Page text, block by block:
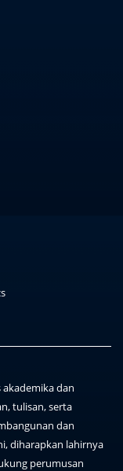
dan
tulisan, serta
dan
diharapkan lahirnya
perumusan